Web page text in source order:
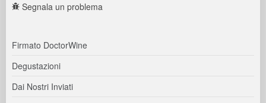
Segnala un problema
Firmato DoctorWine
Degustazioni
Dai Nostri Inviati